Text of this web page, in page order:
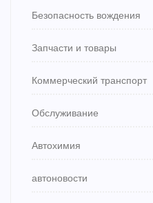
Безопасность вождения
Запчасти и товары
Коммерческий транспорт
Обслуживание
Автохимия
автоновости